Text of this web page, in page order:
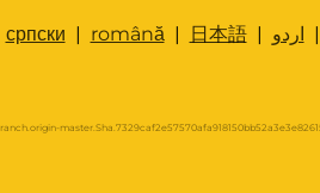
српски | română| 日本語| اردو